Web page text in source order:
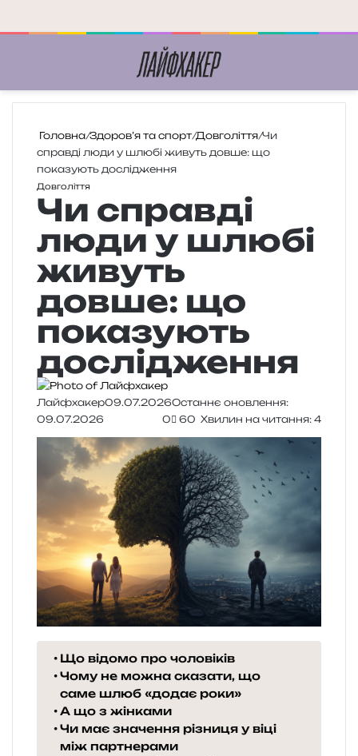
Головна/Здоров’я та спорт/Довголіття/Чи
справді люди у шлюбі живуть довше: що
показують дослідження
Довголіття
Чи справді
люди у шлюбі
живуть
довше: що
показують
дослідження
Лайфхакер09.07.2026Останнє оновлення:
09.07.2026
0 60 Хвилин на читання: 4
Що відомо про чоловіків
Чому не можна сказати, що
саме шлюб «додає роки»
А що з жінками
Чи має значення різниця у віці
між партнерами